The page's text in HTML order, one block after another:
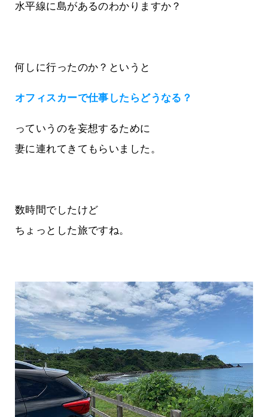
水平線に島があるのわかりますか？
何しに行ったのか？というと
オフィスカーで仕事したらどうなる？
っていうのを妄想するために
妻に連れてきてもらいました。
数時間でしたけど
ちょっとした旅ですね。